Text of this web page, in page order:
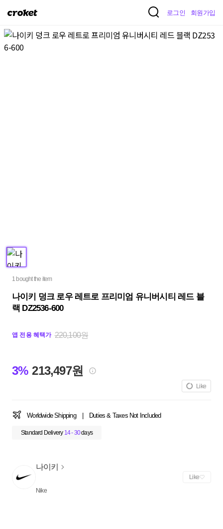
크
켓
로그인 회원가입
1 bought the item
나이키 덩크 로우 레트로 프리미엄 유니버시티 레드 블
랙 DZ2536-600
앱 전용 혜택가 220,100원
3% 213,497원
Like
Worldwide Shipping Duties & Taxes Not Included
Standard Delivery 14 - 30days
나이키
Nike
Like